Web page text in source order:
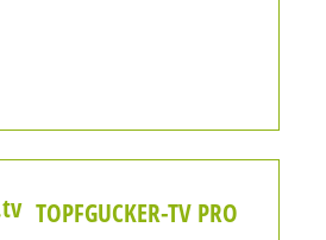
TOPFGUCKER-TV PRO